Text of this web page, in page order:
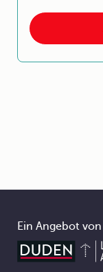
Ein Angebot von